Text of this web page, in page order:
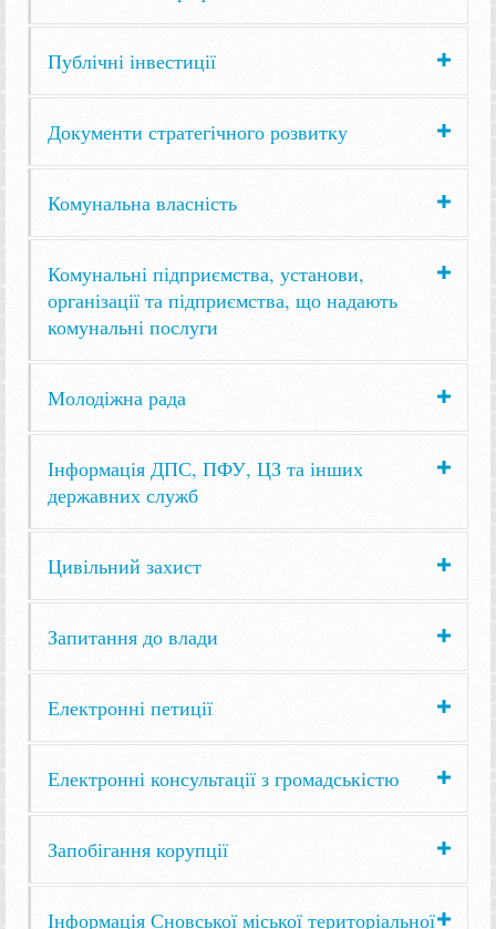
Публічні інвестиції
Документи стратегічного розвитку
Комунальна власність
Комунальні підприємства, установи,
організації та підприємства, що надають
комунальні послуги
Молодіжна рада
Інформація ДПС, ПФУ, ЦЗ та інших
державних служб
Цивільний захист
Запитання до влади
Електронні петиції
Електронні консультації з громадськістю
Запобігання корупції
Інформація Сновської міської територіальної